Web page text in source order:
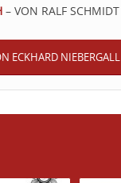
– VON RALF SCHMIDT
ECKHARD NIEBERGALL